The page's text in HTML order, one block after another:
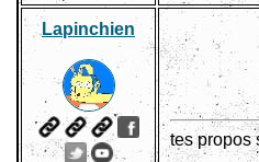
Lapinchien
tes propos